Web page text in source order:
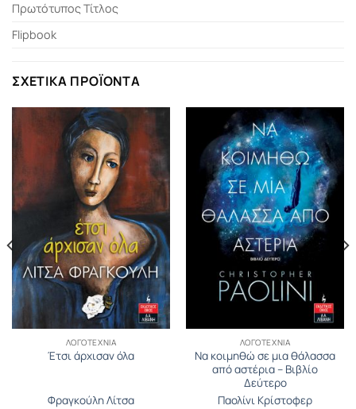
Πρωτότυπος Τίτλος
Flipbook
ΣΧΕΤΙΚΆ ΠΡΟΪΌΝΤΑ
ΛΟΓΟΤΕΧΝΊΑ
Έτσι άρχισαν όλα
Φραγκούλη Λίτσα
ΛΟΓΟΤΕΧΝΊΑ
Να κοιμηθώ σε μια θάλασσα
από αστέρια – Βιβλίο
Δεύτερο
Παολίνι Κρίστοφερ